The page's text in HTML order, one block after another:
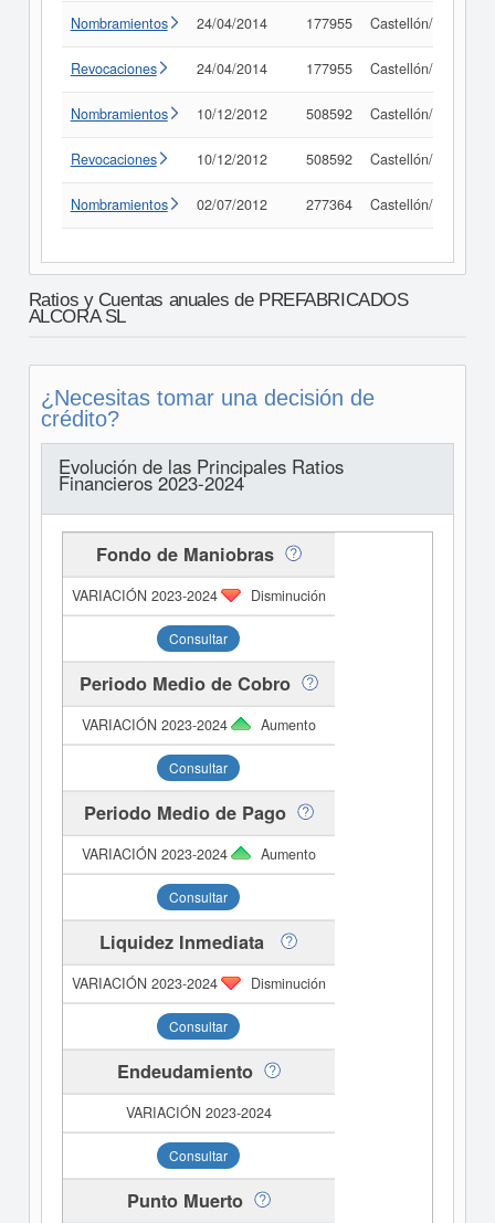
Nombramientos 24/04/2014 177955 Castellón/Castelló
Revocaciones 24/04/2014 177955 Castellón/Castelló
Nombramientos 10/12/2012 508592 Castellón/Castelló
Revocaciones 10/12/2012 508592 Castellón/Castelló
Nombramientos 02/07/2012 277364 Castellón/Castelló
Ratios y Cuentas anuales de PREFABRICADOS
ALCORA SL
¿Necesitas tomar una decisión de
crédito?
Evolución de las Principales Ratios
Financieros 2023-2024
Fondo de Maniobras
Disminución
Consultar
Periodo Medio de Cobro
Aumento
Consultar
Periodo Medio de Pago
Aumento
Consultar
Liquidez Inmediata
Disminución
Consultar
Endeudamiento
Consultar
Punto Muerto